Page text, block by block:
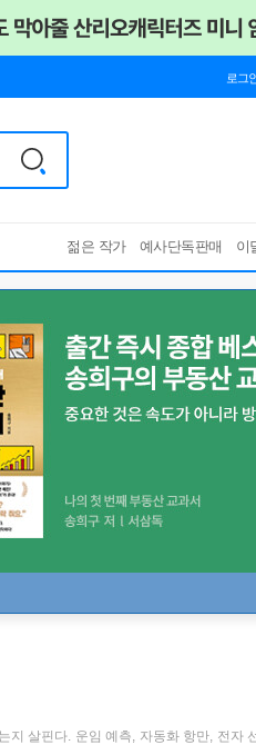
로그
젊은 작가 예사단독판매 이
살핀다. 운임 예측, 자동화 항만, 전자